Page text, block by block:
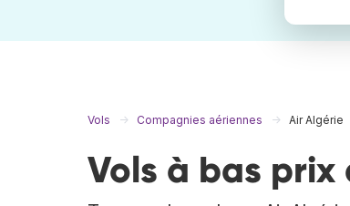
Vols Compagnies aériennes Air Algérie
Vols à bas